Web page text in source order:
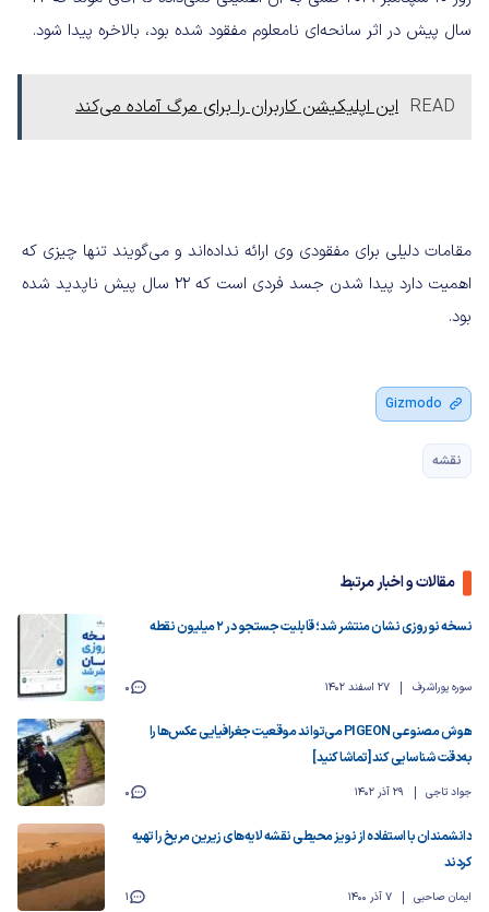
سال پیش در اثر سانحه‌ای نامعلوم مفقود شده بود، بالاخره پیدا شود.
READ این اپلیکیشن کاربران را برای مرگ آماده می‌کند
مقامات دلیلی برای مفقودی وی ارائه نداده‌اند و می‌گویند تنها چیزی که
اهمیت دارد پیدا شدن جسد فردی است که ۲۲ سال پیش ناپدید شده
بود.
Gizmodo
نقشه
مقالات و اخبار مرتبط
نسخه نوروزی نشان منتشر شد؛ قابلیت جستجو در ۲ میلیون نقطه
سوره پوراشرف 27 اسفند 1402 0
هوش مصنوعی PIGEON می‌تواند موقعیت جغرافیایی عکس‌ها را
به‌دقت شناسایی کند [تماشا کنید]
جواد تاجی 29 آذر 1402 0
دانشمندان با استفاده از نویز محیطی نقشه لایه‌های زیرین مریخ را تهیه
کردند
ایمان صاحبی 7 آذر 1400 1